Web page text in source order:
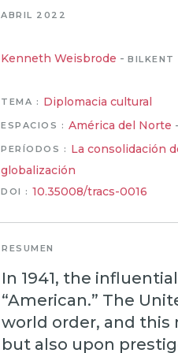
ABRIL 2022
Kenneth Weisbrode - BILKENT
TEMA : Diplomacia cultural
ESPACIOS : América del Norte -
PERÍODOS : La consolidación
globalización
DOI : 10.35008/tracs-0016
RESUMEN
In 1941, the
“American.” The
world order, and this
but also upon